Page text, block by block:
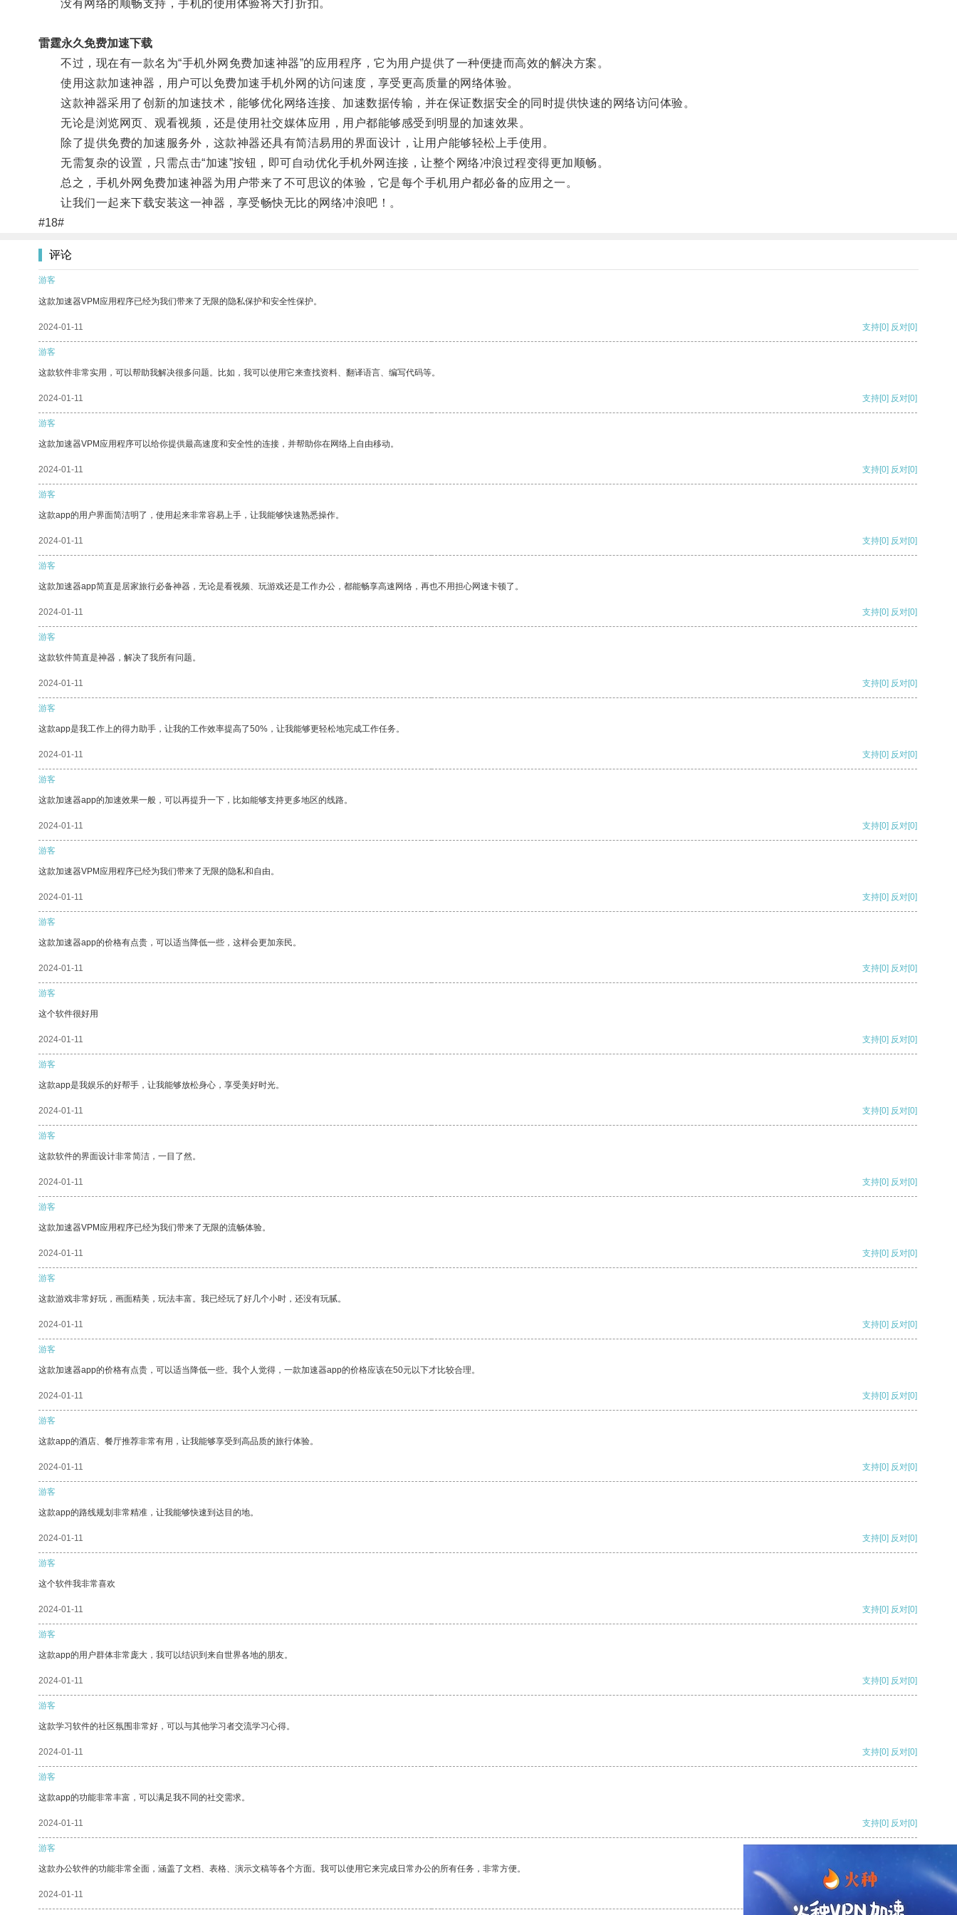
没有网络的顺畅支持，手机的使用体验将大打折扣。
雷霆永久免费加速下载
不过，现在有一款名为“手机外网免费加速神器”的应用程序，它为用户提供了一种便捷而高效的解决方案。
使用这款加速神器，用户可以免费加速手机外网的访问速度，享受更高质量的网络体验。
这款神器采用了创新的加速技术，能够优化网络连接、加速数据传输，并在保证数据安全的同时提供快速的网络访问体验。
无论是浏览网页、观看视频，还是使用社交媒体应用，用户都能够感受到明显的加速效果。
除了提供免费的加速服务外，这款神器还具有简洁易用的界面设计，让用户能够轻松上手使用。
无需复杂的设置，只需点击“加速”按钮，即可自动优化手机外网连接，让整个网络冲浪过程变得更加顺畅。
总之，手机外网免费加速神器为用户带来了不可思议的体验，它是每个手机用户都必备的应用之一。
让我们一起来下载安装这一神器，享受畅快无比的网络冲浪吧！。
#18#
评论
游客
这款加速器VPM应用程序已经为我们带来了无限的隐私保护和安全性保护。
2024-01-11 支持[0] 反对[0]
游客
这款软件非常实用，可以帮助我解决很多问题。比如，我可以使用它来查找资料、翻译语言、编写代码等。
2024-01-11 支持[0] 反对[0]
游客
这款加速器VPM应用程序可以给你提供最高速度和安全性的连接，并帮助你在网络上自由移动。
2024-01-11 支持[0] 反对[0]
游客
这款app的用户界面简洁明了，使用起来非常容易上手，让我能够快速熟悉操作。
2024-01-11 支持[0] 反对[0]
游客
这款加速器app简直是居家旅行必备神器，无论是看视频、玩游戏还是工作办公，都能畅享高速网络，再也不用担心网速卡顿了。
2024-01-11 支持[0] 反对[0]
游客
这款软件简直是神器，解决了我所有问题。
2024-01-11 支持[0] 反对[0]
游客
这款app是我工作上的得力助手，让我的工作效率提高了50%，让我能够更轻松地完成工作任务。
2024-01-11 支持[0] 反对[0]
游客
这款加速器app的加速效果一般，可以再提升一下，比如能够支持更多地区的线路。
2024-01-11 支持[0] 反对[0]
游客
这款加速器VPM应用程序已经为我们带来了无限的隐私和自由。
2024-01-11 支持[0] 反对[0]
游客
这款加速器app的价格有点贵，可以适当降低一些，这样会更加亲民。
2024-01-11 支持[0] 反对[0]
游客
这个软件很好用
2024-01-11 支持[0] 反对[0]
游客
这款app是我娱乐的好帮手，让我能够放松身心，享受美好时光。
2024-01-11 支持[0] 反对[0]
游客
这款软件的界面设计非常简洁，一目了然。
2024-01-11 支持[0] 反对[0]
游客
这款加速器VPM应用程序已经为我们带来了无限的流畅体验。
2024-01-11 支持[0] 反对[0]
游客
这款游戏非常好玩，画面精美，玩法丰富。我已经玩了好几个小时，还没有玩腻。
2024-01-11 支持[0] 反对[0]
游客
这款加速器app的价格有点贵，可以适当降低一些。我个人觉得，一款加速器app的价格应该在50元以下才比较合理。
2024-01-11 支持[0] 反对[0]
游客
这款app的酒店、餐厅推荐非常有用，让我能够享受到高品质的旅行体验。
2024-01-11 支持[0] 反对[0]
游客
这款app的路线规划非常精准，让我能够快速到达目的地。
2024-01-11 支持[0] 反对[0]
游客
这个软件我非常喜欢
2024-01-11 支持[0] 反对[0]
游客
这款app的用户群体非常庞大，我可以结识到来自世界各地的朋友。
2024-01-11 支持[0] 反对[0]
游客
这款学习软件的社区氛围非常好，可以与其他学习者交流学习心得。
2024-01-11 支持[0] 反对[0]
游客
这款app的功能非常丰富，可以满足我不同的社交需求。
2024-01-11 支持[0] 反对[0]
游客
这款办公软件的功能非常全面，涵盖了文档、表格、演示文稿等各个方面。我可以使用它来完成日常办公的所有任务，非常方便。
2024-01-11